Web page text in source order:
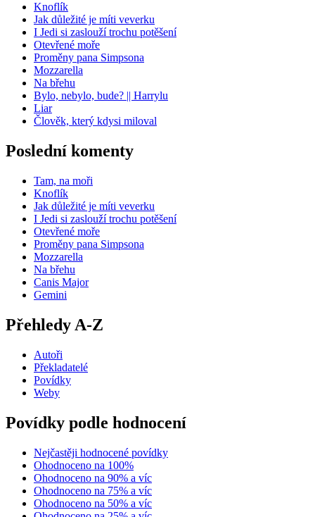
Knoflík
Jak důležité je míti veverku
I Jedi si zaslouží trochu potěšení
Otevřené moře
Proměny pana Simpsona
Mozzarella
Na břehu
Bylo, nebylo, bude? || Harrylu
Liar
Člověk, který kdysi miloval
Poslední komenty
Tam, na moři
Knoflík
Jak důležité je míti veverku
I Jedi si zaslouží trochu potěšení
Otevřené moře
Proměny pana Simpsona
Mozzarella
Na břehu
Canis Major
Gemini
Přehledy A-Z
Autoři
Překladatelé
Povídky
Weby
Povídky podle hodnocení
Nejčastěji hodnocené povídky
Ohodnoceno na 100%
Ohodnoceno na 90% a víc
Ohodnoceno na 75% a víc
Ohodnoceno na 50% a víc